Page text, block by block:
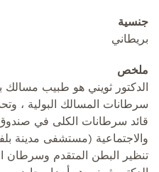
جنسية
بريطاني
ملخص
الدكتور ثويني هو طبيب
سرطانات المسالك البولية ،
قائد سرطانات الكلى في
والاجتماعية (مستشفى مدينة
تنظير البطن المتقدم وسرطان